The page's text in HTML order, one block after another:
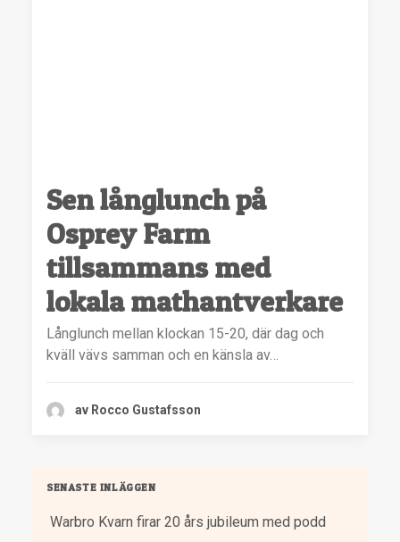
Sen långlunch på
Osprey Farm
tillsammans med
lokala mathantverkare
Långlunch mellan klockan 15-20, där dag och
kväll vävs samman och en känsla av…
av Rocco Gustafsson
SENASTE INLÄGGEN
Warbro Kvarn firar 20 års jubileum med podd